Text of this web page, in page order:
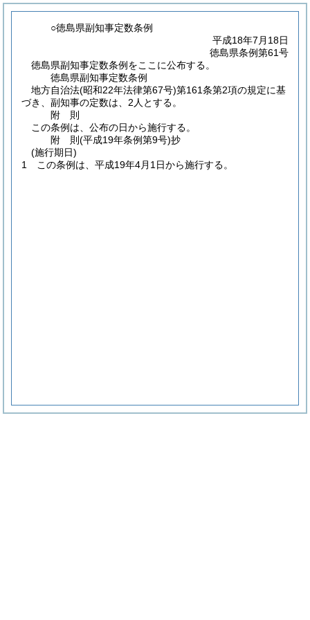
○徳島県副知事定数条例
平成18年7月18日
徳島県条例第61号
徳島県副知事定数条例をここに公布する。
徳島県副知事定数条例
地方自治法(昭和22年法律第67号)第161条第2項の規定に基
づき、副知事の定数は、2人とする。
附 則
この条例は、公布の日から施行する。
附 則(平成19年条例第9号)抄
(施行期日)
1
この条例は、平成19年4月1日から施行する。